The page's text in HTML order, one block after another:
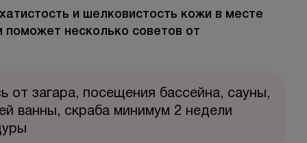
и шелковистость кожи в месте
несколько советов от
от загара, посещения бассейна, сауны,
ванны, скраба минимум 2 недели